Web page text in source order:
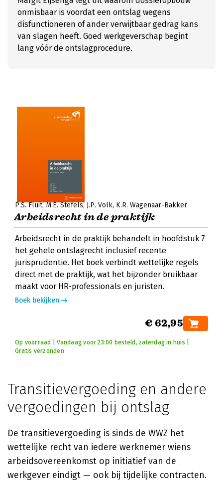
onmisbaar is voordat een ontslag wegens
disfunctioneren of ander verwijtbaar gedrag kans
van slagen heeft. Goed werkgeverschap begint
lang vóór de ontslagprocedure.
P.S. Fluit M.E. Stefels J.P. Volk K.R. Wagenaar-Bakker
Arbeidsrecht in de praktijk
Arbeidsrecht in de praktijk behandelt in hoofdstuk 7
het gehele ontslagrecht inclusief recente
jurisprudentie. Het boek verbindt wettelijke regels
direct met de praktijk, wat het bijzonder bruikbaar
maakt voor HR-professionals en juristen.
Boek bekijken
€ 62,95
Op voorraad | Vandaag voor 23:00 besteld, zaterdag in huis |
Gratis verzonden
Transitievergoeding en andere
vergoedingen bij ontslag
De transitievergoeding is sinds de WWZ het
wettelijke recht van iedere werknemer wiens
arbeidsovereenkomst op initiatief van de
werkgever eindigt — ook bij tijdelijke contracten.